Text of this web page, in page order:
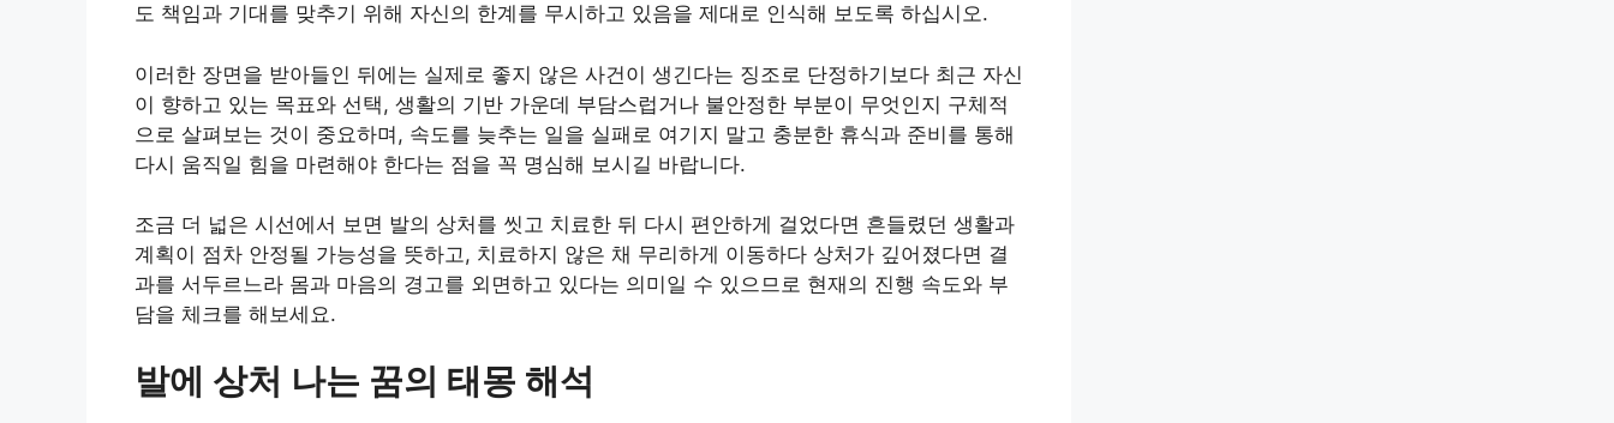
도 책임과 기대를 맞추기 위해 자신의 한계를 무시하고 있음을 제대로 인식해 보도록 하십시오.
이러한 장면을 받아들인 뒤에는 실제로 좋지 않은 사건이 생긴다는 징조로 단정하기보다 최근 자신
이 향하고 있는 목표와 선택, 생활의 기반 가운데 부담스럽거나 불안정한 부분이 무엇인지 구체적
으로 살펴보는 것이 중요하며, 속도를 늦추는 일을 실패로 여기지 말고 충분한 휴식과 준비를 통해
다시 움직일 힘을 마련해야 한다는 점을 꼭 명심해 보시길 바랍니다.
조금 더 넓은 시선에서 보면 발의 상처를 씻고 치료한 뒤 다시 편안하게 걸었다면 흔들렸던 생활과
계획이 점차 안정될 가능성을 뜻하고, 치료하지 않은 채 무리하게 이동하다 상처가 깊어졌다면 결
과를 서두르느라 몸과 마음의 경고를 외면하고 있다는 의미일 수 있으므로 현재의 진행 속도와 부
담을 체크를 해보세요.
발에 상처 나는 꿈의 태몽 해석